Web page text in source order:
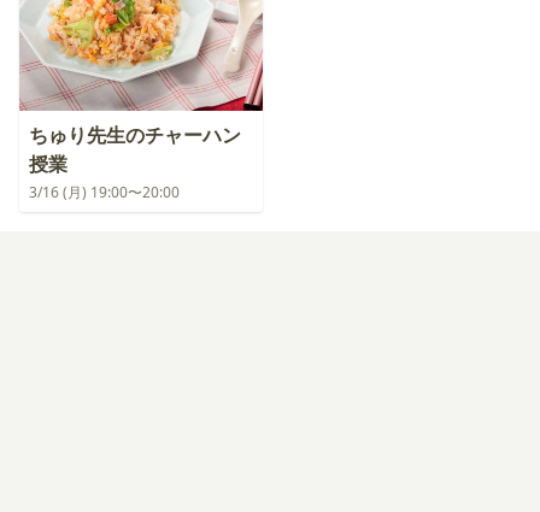
ちゅり先生のチャーハン
授業
3/16 (月) 19:00〜20:00